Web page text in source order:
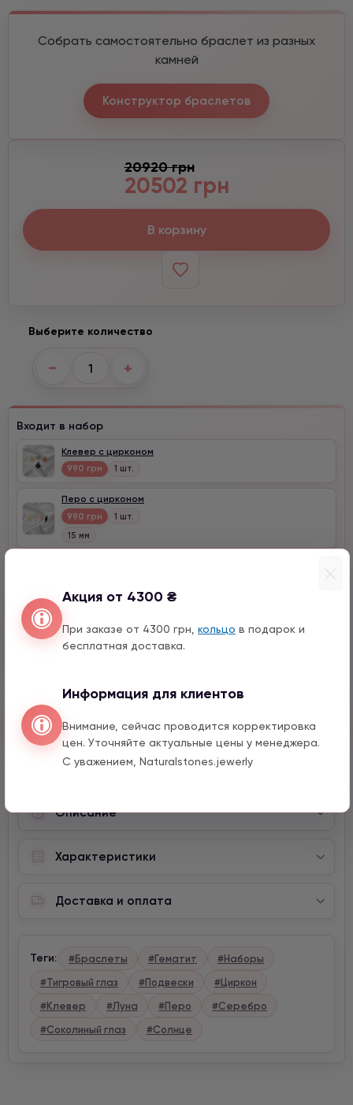
Акция от 4300 ₴
При заказе от 4300 грн, кольцо в подарок и
бесплатная доставка.
Информация для клиентов
Внимание, сейчас проводится корректировка
цен. Уточняйте актуальные цены у менеджера.
С уважением, Naturalstones.jewerly
Собрать самостоятельно браслет из разных
камней
Конструктор браслетов
20920 грн
20502 грн
В корзину
Выберите количество
− +
Входит в набор
Клевер с цирконом
990 грн 1 шт.
Перо с цирконом
990 грн
1 шт.
15 мм
10 мм
Месяц с натурального камня
1590 грн 1 шт.
Быстрый заказ
Описание
Характеристики
Доставка и оплата
Теги: #Браслеты #Гематит
#Наборы
#Тигровый глаз
#Подвески
#Циркон
#Клевер
#Луна #Перо
#Серебро
#Соколиный глаз
#Солнце